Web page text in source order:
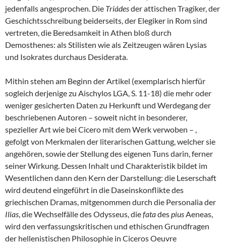
jedenfalls angesprochen. Die Triádesder attischen Tragiker, der
Geschichtsschreibung beiderseits, der Elegiker in Rom sind
vertreten, die Beredsamkeit in Athen bloß durch
Demosthenes: als Stilisten wie als Zeitzeugen wären Lysias
und Isokrates durchaus Desiderata.
Mithin stehen am Beginn der Artikel (exemplarisch hierfür
sogleich derjenige zu Aischylos LGA, S. 11-18) die mehr oder
weniger gesicherten Daten zu Herkunft und Werdegang der
beschriebenen Autoren – soweit nicht in besonderer,
spezieller Art wie bei Cicero mit dem Werk verwoben – ,
gefolgt von Merkmalen der literarischen Gattung, welcher sie
angehören, sowie der Stellung des eigenen Tuns darin, ferner
seiner Wirkung. Dessen Inhalt und Charakteristik bildet im
Wesentlichen dann den Kern der Darstellung: die Leserschaft
wird deutend eingeführt in die Daseinskonflikte des
griechischen Dramas, mitgenommen durch die Personalia der
Ilias, die Wechselfälle des Odysseus, diefatadespiusAeneas,
wird den verfassungskritischen und ethischen Grundfragen
der hellenistischen Philosophie in Ciceros Oeuvre